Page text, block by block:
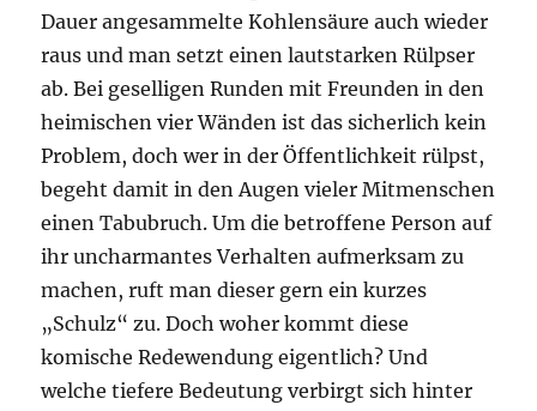
Dauer angesammelte Kohlensäure auch wieder
raus und man setzt einen lautstarken Rülpser
ab. Bei geselligen Runden mit Freunden in den
heimischen vier Wänden ist das sicherlich kein
Problem, doch wer in der Öffentlichkeit rülpst,
begeht damit in den Augen vieler Mitmenschen
einen Tabubruch. Um die betroffene Person auf
ihr uncharmantes Verhalten aufmerksam zu
machen, ruft man dieser gern ein kurzes
„Schulz“ zu. Doch woher kommt diese
komische Redewendung eigentlich? Und
welche tiefere Bedeutung verbirgt sich hinter